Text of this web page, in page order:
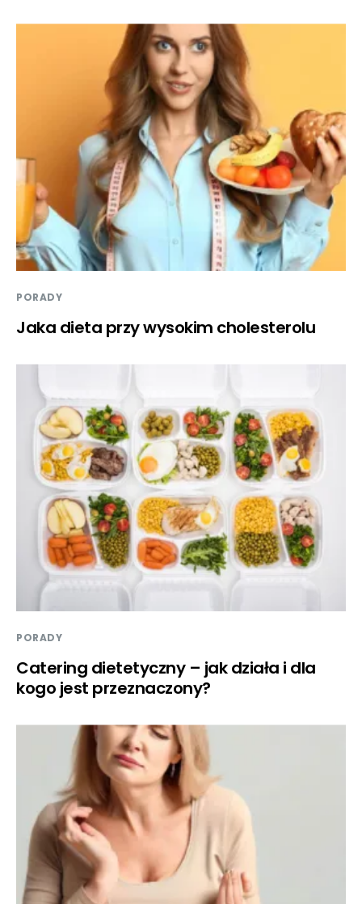
PORADY
Jaka dieta przy wysokim cholesterolu
PORADY
Catering dietetyczny – jak działa i dla
kogo jest przeznaczony?